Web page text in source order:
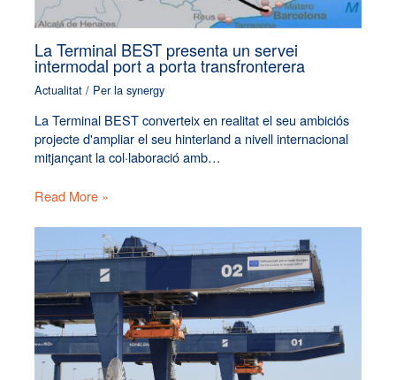
La Terminal BEST presenta un servei
intermodal port a porta transfronterera
Actualitat / Per la synergy
La Terminal BEST converteix en realitat el seu ambiciós
projecte d'ampliar el seu hinterland a nivell internacional
mitjançant la col·laboració amb…
Read More »